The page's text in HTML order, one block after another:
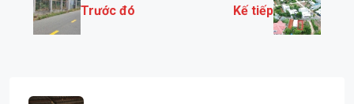
Trước đó Kế tiếp